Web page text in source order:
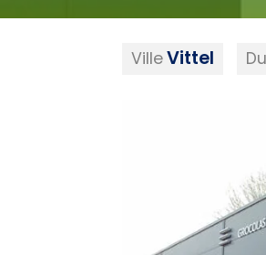
VilleVittel